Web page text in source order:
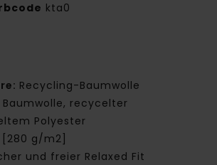
kta0
Recycling-Baumwolle
recycelter
Polyester
g/m2]
und freier Relaxed Fit